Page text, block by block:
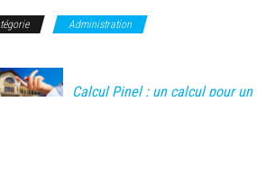
Administration
Calcul Pinel : un calcul pour